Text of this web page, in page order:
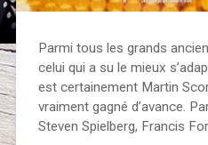
Parmi tous les grands
celui qui a su le mieux
est certainement Martin
vraiment gagné d’avance.
Steven Spielberg, Francis